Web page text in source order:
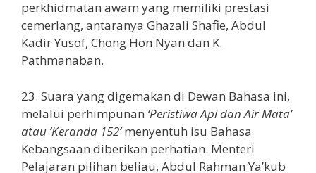
perkhidmatan awam yang memiliki prestasi
cemerlang, antaranya Ghazali Shafie, Abdul
Kadir Yusof, Chong Hon Nyan dan K.
Pathmanaban.
23. Suara yang digemakan di Dewan Bahasa ini,
melalui perhimpunan ‘Peristiwa Api dan Air Mata’
atau ‘Keranda 152’menyentuh isu Bahasa
Kebangsaan diberikan perhatian. Menteri
Pelajaran pilihan beliau, Abdul Rahman Ya’kub